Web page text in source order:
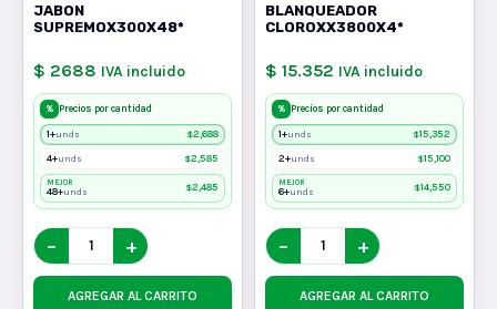
JABON
SUPREMOX300X48*
$ 2688 IVA incluido
% Precios por cantidad
1+unds $2,688
4+unds $2,585
MEJOR
48+unds $2,485
− +
AGREGAR AL CARRITO
BLANQUEADOR
CLOROXX3800X4*
$ 15.352 IVA incluido
% Precios por cantidad
1+unds $15,352
2+unds $15,100
MEJOR
6+unds $14,550
− +
AGREGAR AL CARRITO